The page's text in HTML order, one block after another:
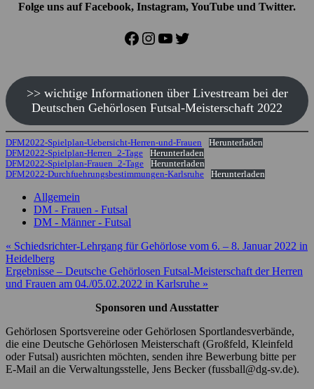
Folge uns auf Facebook, Instagram, YouTube und Twitter.
Facebook
Instagram
YouTube
Twitter
>> wichtige Informationen über Livestream bei der
Deutschen Gehörlosen Futsal-Meisterschaft 2022
DFM2022-Spielplan-Uebersicht-Herren-und-Frauen
Herunterladen
DFM2022-Spielplan-Herren_2-Tage
Herunterladen
DFM2022-Spielplan-Frauen_2-Tage
Herunterladen
DFM2022-Durchfuehrungsbestimmungen-Karlsruhe
Herunterladen
Allgemein
DM - Frauen - Futsal
DM - Männer - Futsal
Beitragsnavigation
« Schiedsrichter-Lehrgang für Gehörlose vom 6. – 8. Januar 2022 in
Heidelberg
Ergebnisse – Deutsche Gehörlosen Futsal-Meisterschaft der Herren
und Frauen am 04./05.02.2022 in Karlsruhe »
Sponsoren und Ausstatter
Gehörlosen Sportsvereine oder Gehörlosen Sportlandesverbände,
die eine Deutsche Gehörlosen Meisterschaft (Großfeld, Kleinfeld
oder Futsal) ausrichten möchten, senden ihre Bewerbung bitte per
E-Mail an die Verwaltungsstelle, Jens Becker (fussball@dg-sv.de).